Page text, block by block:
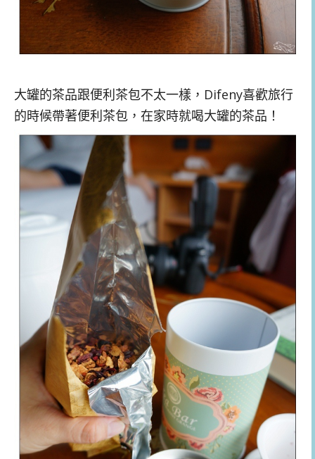
大罐的茶品跟便利茶包不太一樣，Difeny喜歡旅行
的時候帶著便利茶包，在家時就喝大罐的茶品！